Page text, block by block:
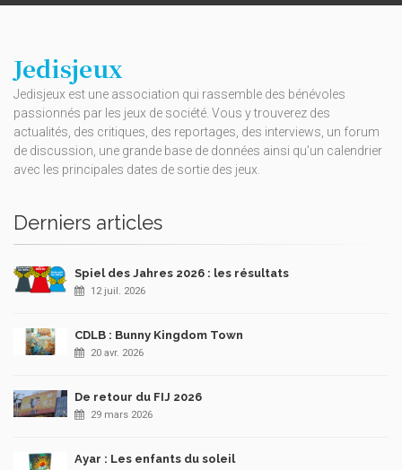
Jedisjeux
Jedisjeux est une association qui rassemble des bénévoles
passionnés par les jeux de société. Vous y trouverez des
actualités, des critiques, des reportages, des interviews, un forum
de discussion, une grande base de données ainsi qu’un calendrier
avec les principales dates de sortie des jeux.
Derniers articles
Spiel des Jahres 2026 : les résultats
12 juil. 2026
CDLB : Bunny Kingdom Town
20 avr. 2026
De retour du FIJ 2026
29 mars 2026
Ayar : Les enfants du soleil